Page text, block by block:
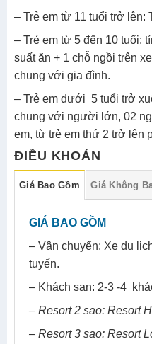
– Trẻ em từ 11 tuổi trở
– Trẻ em từ 5 đến 10 tuổi:
suất ăn + 1 chỗ ngồi trên
chung với gia đình.
– Trẻ em dưới 5 tuổi trở
chung với người lớn, 02
em, từ trẻ em thứ 2 trở lên
ĐIỀU KHOẢN
Giá Bao Gồm Giá Không
GIÁ BAO GỒM
– Vận chuyển: Xe du
tuyến.
– Khách sạn: 2-3 -4
– Resort 2 sao: Resort
– Resort 3 sao: Resort